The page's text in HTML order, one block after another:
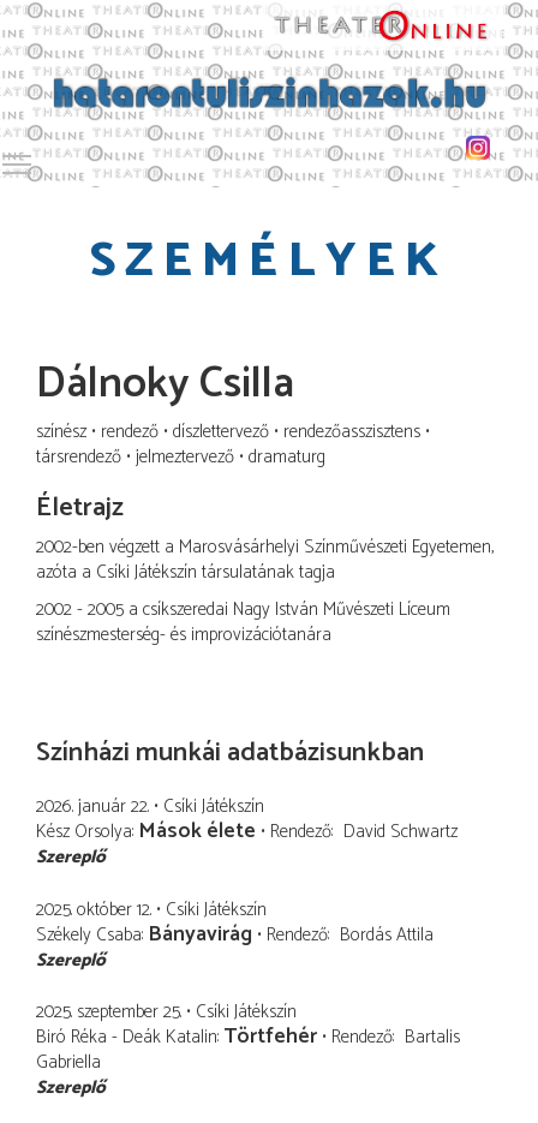
Toggle main menu visibility
SZEMÉLYEK
Dálnoky Csilla
színész rendező díszlettervező rendezőasszisztens
társrendező jelmeztervező dramaturg
Életrajz
2002-ben végzett a Marosvásárhelyi Színművészeti Egyetemen,
azóta a Csíki Játékszín társulatának tagja
2002 - 2005 a csíkszeredai Nagy István Művészeti Líceum
színészmesterség- és improvizációtanára
Színházi munkái adatbázisunkban
2026. január 22. Csíki Játékszín
Kész Orsolya Mások élete Rendező David Schwartz
Szereplő
2025. október 12. Csíki Játékszín
Székely Csaba Bányavirág Rendező Bordás Attila
Szereplő
2025. szeptember 25. Csíki Játékszín
Biró Réka - Deák Katalin Törtfehér Rendező Bartalis
Gabriella
Szereplő